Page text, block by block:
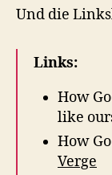
Und die
Links:
How
like
How
Verge